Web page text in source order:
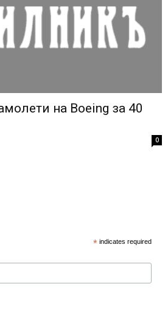
на Boeing за 40
0
* indicates required